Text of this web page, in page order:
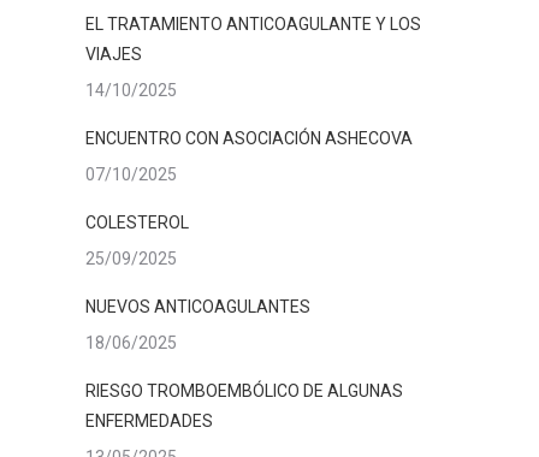
EL TRATAMIENTO ANTICOAGULANTE Y LOS
VIAJES
14/10/2025
ENCUENTRO CON ASOCIACIÓN ASHECOVA
07/10/2025
COLESTEROL
25/09/2025
NUEVOS ANTICOAGULANTES
18/06/2025
RIESGO TROMBOEMBÓLICO DE ALGUNAS
ENFERMEDADES